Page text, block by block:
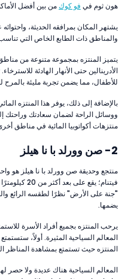
هون ثوم في فو كوكمن بين أفضل
يشتهر المكان بمرافقه الحديثة،
والمناطق ذات الطابع الخاص التي
يتميز المنتزه بمجموعة متنوعة من
الأدرينالين حتى الأنهار الهادئة
للأطفال، مما يضمن تجربة مليئة بالمرح
بالإضافة إلى ذلك، يوفر هذا المنتزه
ووسائل الراحة لضمان سعادتك وراحتك
منتزهات أكواتوبيا المائية في مناطق
2- صن وورلد با نا هيلز
منتجع وحديقة صن وورلد با نا هيلز هو
فيتنام؛ يقع
"جنة على الأرض" نظرًا لطقسه الرائع
يضمها.
يرحب المنتزه بجميع أفراد الأسرة
المعالم السياحية المثيرة. أولاً،
المنتزه حيث تستمتع بمشاهدة المناظر
المعالم السياحية هناك عديدة ولا حصر